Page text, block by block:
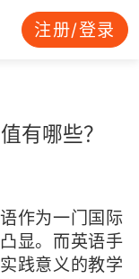
注册/登录
有哪些？
作为一门国际
显。而英语手
践意义的教学